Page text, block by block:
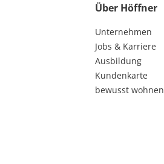
Über Höffner
Unternehmen
Jobs & Karriere
Ausbildung
Kundenkarte
bewusst wohnen